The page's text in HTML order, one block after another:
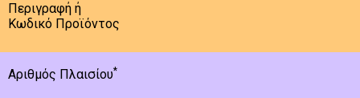
Περιγραφή ή
Κωδικό Προϊόντος
Αριθμός Πλαισίου*